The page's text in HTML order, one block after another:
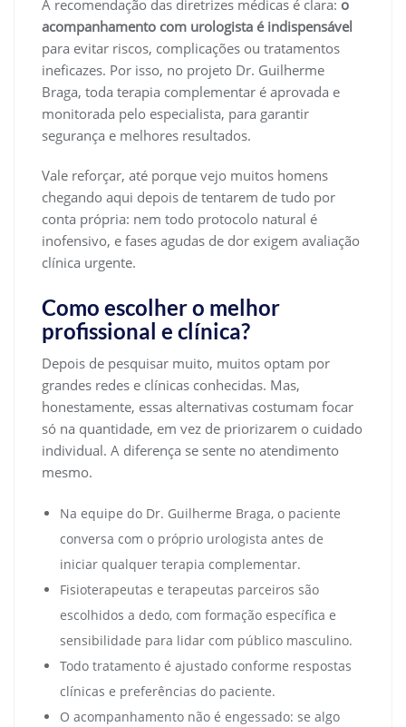
A recomendação das diretrizes médicas é clara: o
acompanhamento com urologista é indispensável
para evitar riscos, complicações ou tratamentos
ineficazes. Por isso, no projeto Dr. Guilherme
Braga, toda terapia complementar é aprovada e
monitorada pelo especialista, para garantir
segurança e melhores resultados.
Vale reforçar, até porque vejo muitos homens
chegando aqui depois de tentarem de tudo por
conta própria: nem todo protocolo natural é
inofensivo, e fases agudas de dor exigem avaliação
clínica urgente.
Como escolher o melhor
profissional e clínica?
Depois de pesquisar muito, muitos optam por
grandes redes e clínicas conhecidas. Mas,
honestamente, essas alternativas costumam focar
só na quantidade, em vez de priorizarem o cuidado
individual. A diferença se sente no atendimento
mesmo.
Na equipe do Dr. Guilherme Braga, o paciente
conversa com o próprio urologista antes de
iniciar qualquer terapia complementar.
Fisioterapeutas e terapeutas parceiros são
escolhidos a dedo, com formação específica e
sensibilidade para lidar com público masculino.
Todo tratamento é ajustado conforme respostas
clínicas e preferências do paciente.
O acompanhamento não é engessado: se algo